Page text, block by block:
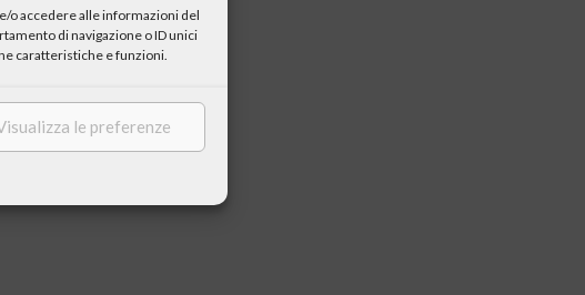
o accedere alle informazioni del
di navigazione o ID unici
caratteristiche e funzioni.
le preferenze